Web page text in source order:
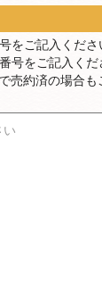
をご記入くだ
号をご記入くだ
売約済の場合
い